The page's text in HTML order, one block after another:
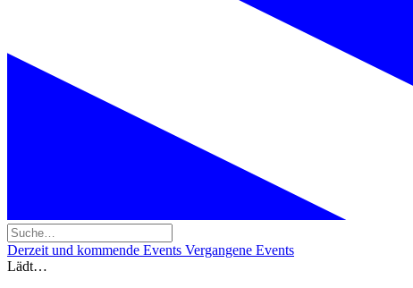
Derzeit und kommende Events Vergangene Events
Lädt…